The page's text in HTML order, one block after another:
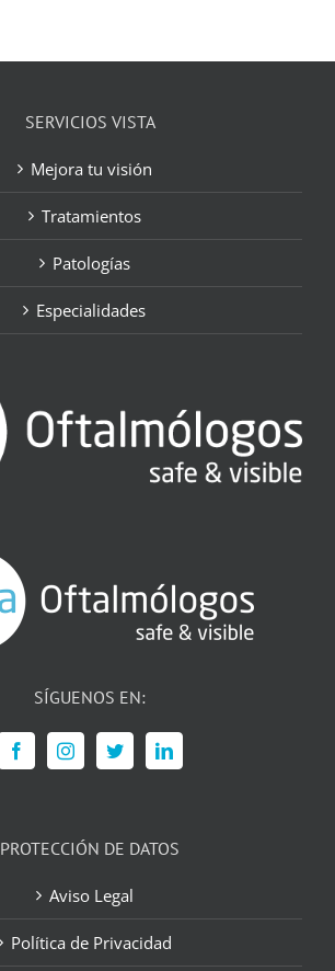
SERVICIOS VISTA
Mejora tu visión
Tratamientos
Patologías
Especialidades
SÍGUENOS EN:
PROTECCIÓN DE DATOS
Aviso Legal
Política de Privacidad